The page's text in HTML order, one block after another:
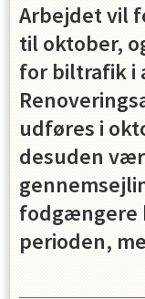
Arbejdet vil
til oktober,
for biltrafik i
udføres i
desuden
fodgængere
perioden,